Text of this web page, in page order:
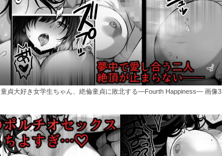
童貞大好き女学生ちゃん、絶倫童貞に敗北する―Fourth Happiness― 画像3